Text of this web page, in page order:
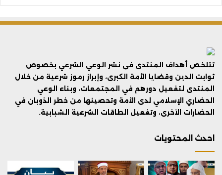
تتلخص أهداف المنتدى فى نشر الوعي الشرعي بخصوص
ثوابت الدين وقضايا الأمة الكبرى، وإبراز رموز شرعية من خلال
المنتدى لتفعيل دورهم في المجتمعات، وبناء الوعي
الحضاري الإسلامي لدى الأمة وتحصينها من خطر الذوبان في
الحضارات الأخرى، وتفعيل الطاقات الشرعية الشبابية.
احدث المحتويات